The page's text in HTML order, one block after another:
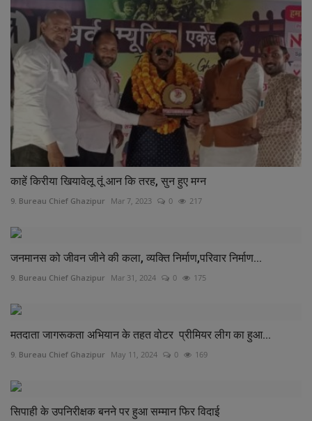
काहें किरीया खियावेलू तूं आन कि तरह, सुन हुए मग्न
9. Bureau Chief Ghazipur Mar 7, 2023 0 217
जनमानस को जीवन जीने की कला, व्यक्ति निर्माण,परिवार निर्माण...
9. Bureau Chief Ghazipur Mar 31, 2024 0 175
मतदाता जागरूकता अभियान के तहत वोटर प्रीमियर लीग का हुआ...
9. Bureau Chief Ghazipur May 11, 2024 0 169
सिपाही के उपनिरीक्षक बनने पर हुआ सम्मान फिर विदाई